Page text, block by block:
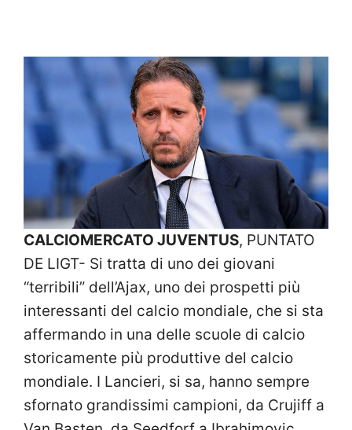
CALCIOMERCATO JUVENTUS, PUNTATO
DE LIGT- Si tratta di uno dei giovani
“terribili” dell’Ajax, uno dei prospetti più
interessanti del calcio mondiale, che si sta
affermando in una delle scuole di calcio
storicamente più produttive del calcio
mondiale. I Lancieri, si sa, hanno sempre
sfornato grandissimi campioni, da Crujiff a